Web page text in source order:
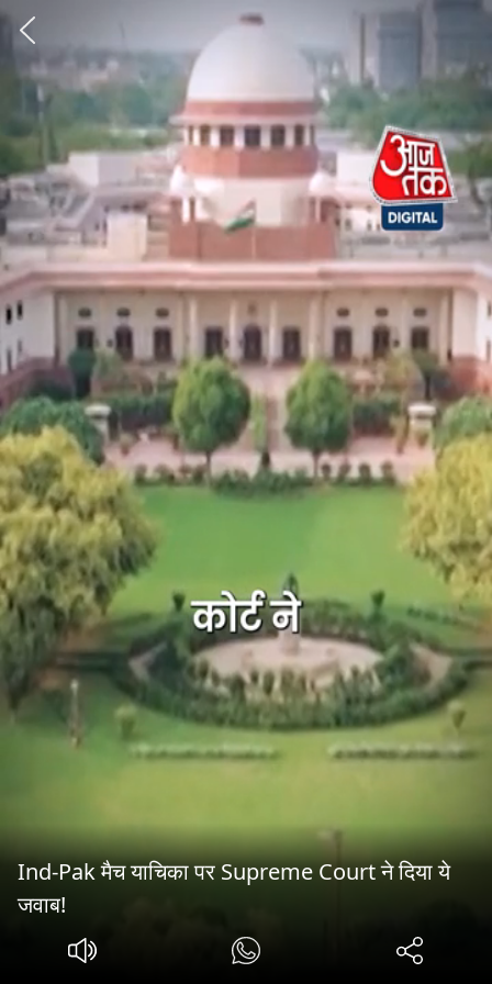
Ind-Pak मैच याचिका पर Supreme Court ने दिया ये
जवाब!